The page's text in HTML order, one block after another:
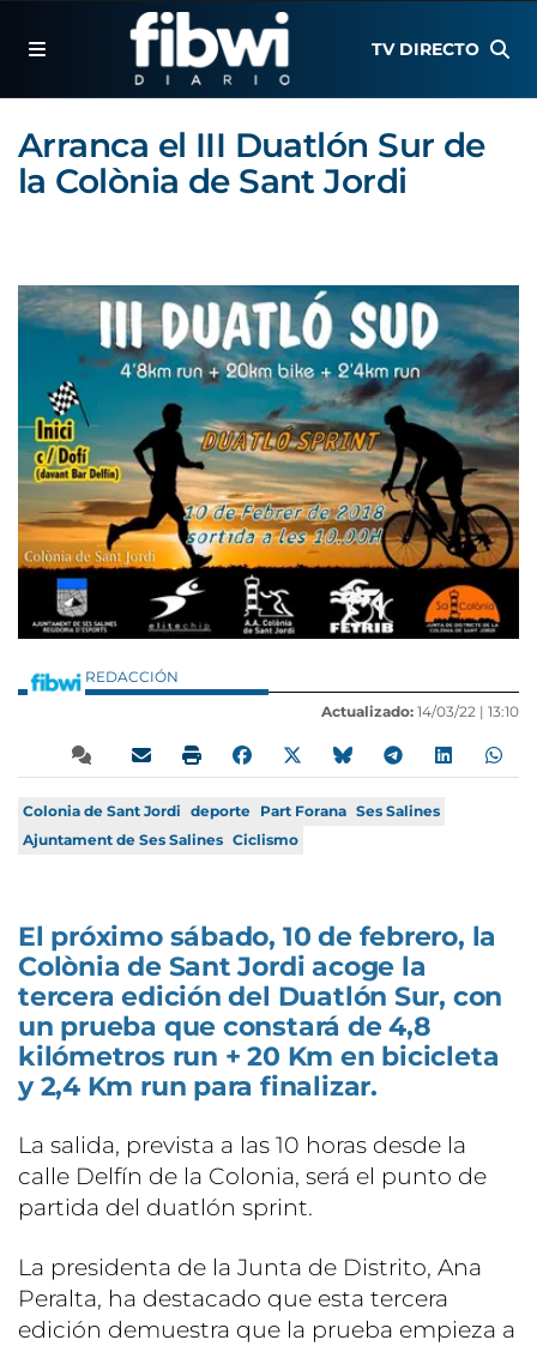
TV DIRECTO
Arranca el III Duatlón Sur de
la Colònia de Sant Jordi
REDACCIÓN
Actualizado: 14/03/22 | 13:10
Colonia de Sant Jordi deporte Part Forana Ses Salines
Ajuntament de Ses Salines Ciclismo
El próximo sábado, 10 de febrero, la
Colònia de Sant Jordi acoge la
tercera edición del Duatlón Sur, con
un prueba que constará de 4,8
kilómetros run + 20 Km en bicicleta
y 2,4 Km run para finalizar.
La salida, prevista a las 10 horas desde la
calle Delfín de la Colonia, será el punto de
partida del duatlón sprint.
La presidenta de la Junta de Distrito, Ana
Peralta, ha destacado que esta tercera
edición demuestra que la prueba empieza a